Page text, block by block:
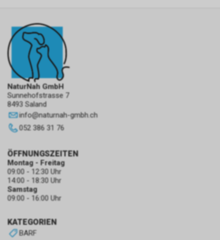
NaturNah GmbH
Sunnehofstrasse 7
8493 Saland
info@naturnah-gmbh.ch
052 386 31 76
KATEGORIEN
BARF
ÖFFNUNGSZEITEN
Montag - Freitag
09:00 - 12:30 Uhr
14:00 - 18:30 Uhr
Samstag
09:00 - 16:00 Uhr